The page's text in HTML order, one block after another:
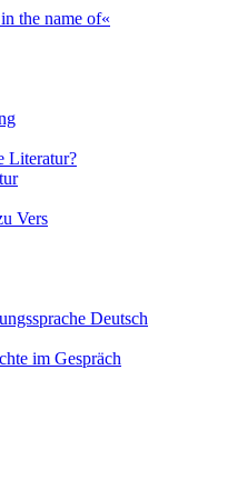
the name of«
Literatur?
Vers
Deutsch
im Gespräch